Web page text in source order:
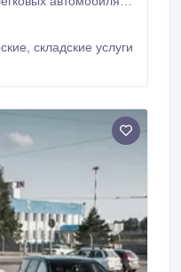
скидка -
Звоните и
заказ -
складские услуги